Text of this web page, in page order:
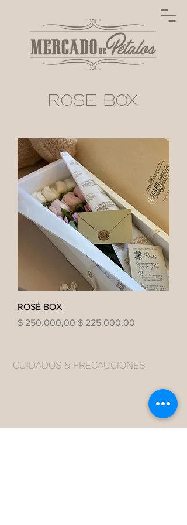
rose box
ROSÉ BOX
Precio
$ 250.000,00 Precio de oferta
$ 225.000,00
CUIDADOS & PRECAUCIONES